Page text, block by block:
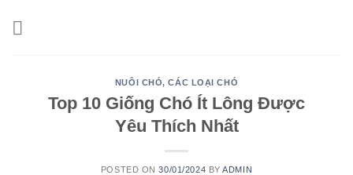
NUÔI CHÓ,CÁC LOẠI CHÓ
Top 10 Giống Chó Ít Lông Được
Yêu Thích Nhất
POSTED ON30/01/2024 BYADMIN